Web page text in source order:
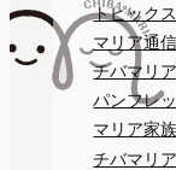
トピックス
マリア通信
チバマリ
パンフレ
マリア家
チバマリ